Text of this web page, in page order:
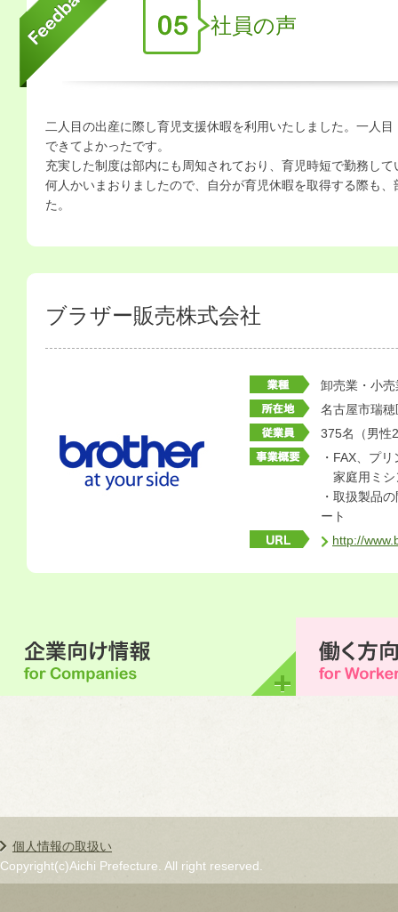
社員の声
二人目の出産に際し育児支援休暇を利用いたしました。一人
できてよかったです。
充実した制度は部内にも周知されており、育児時短で勤務し
何人かいまおりましたので、自分が育児休暇を取得する際も
た。
ブラザー販売株式会社
卸売業・小売
名古屋市瑞穂
375名（男性
・FAX、プ
家庭用ミシ
・取扱製品
ート
http://
個人情報の取扱い
Copyright(c)Aichi Prefecture. All right reserved.